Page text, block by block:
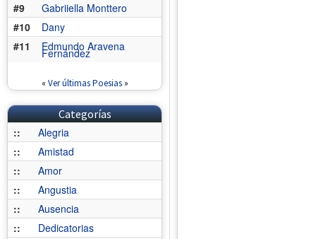
#9
Gabriiella Monttero
#10
Dany
#11
Edmundo Aravena
Fernández
« Ver últimas Poesias»
Categorías
::
Alegria
::
Amistad
::
Amor
::
Angustia
::
Ausencia
::
Dedicatorias